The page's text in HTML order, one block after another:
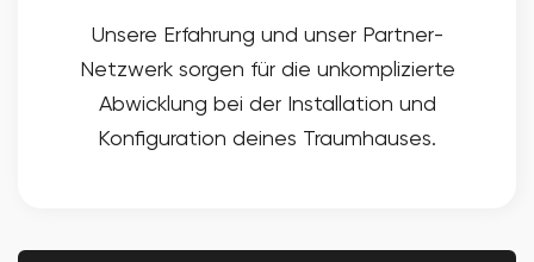
Unsere Erfahrung und unser Partner-
Netzwerk sorgen für die unkomplizierte
Abwicklung bei der Installation und
Konfiguration deines Traumhauses.